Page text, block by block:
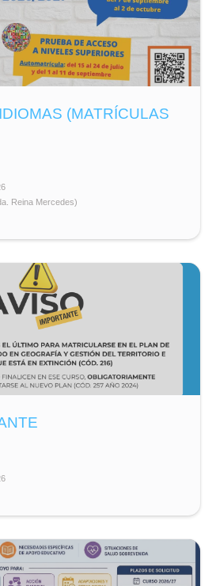
(MATRÍCULAS
Reina Mercedes)